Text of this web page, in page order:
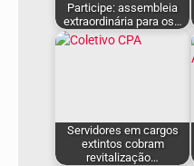
Participe: assembleia
extraordinária para os…
Servidores em cargos
extintos cobram
revitalização…